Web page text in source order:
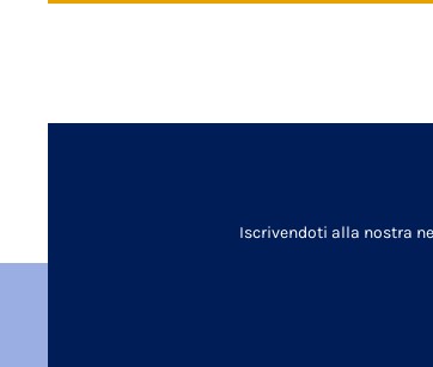
Iscrivendoti alla nostra